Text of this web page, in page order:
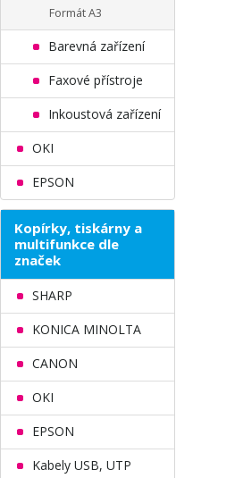
Formát A3
Barevná zařízení
Faxové přístroje
Inkoustová zařízení
OKI
EPSON
Kopírky, tiskárny a
multifunkce dle
značek
SHARP
KONICA MINOLTA
CANON
OKI
EPSON
Kabely USB, UTP